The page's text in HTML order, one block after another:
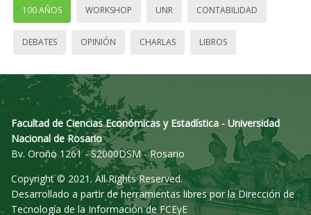
100 AÑOS WORKSHOP UNR CONTABILIDAD
DEBATES OPINIÓN CHARLAS LIBROS
Facultad de Ciencias Económicas y Estadística - Universidad
Nacional de Rosario
Bv. Oroño 1261 - S2000DSM - Rosario
Copyright © 2021. All Rights Reserved.
Desarrollado a partir de herramientas libres por la Dirección de
Tecnología de la Información de FCEyE